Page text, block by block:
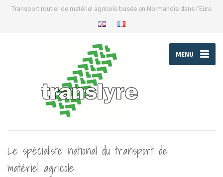
Transport routier de matériel agricole basée en Normandie dans l’Eure
MENU
Le spécialiste national du transport de
matériel agricole